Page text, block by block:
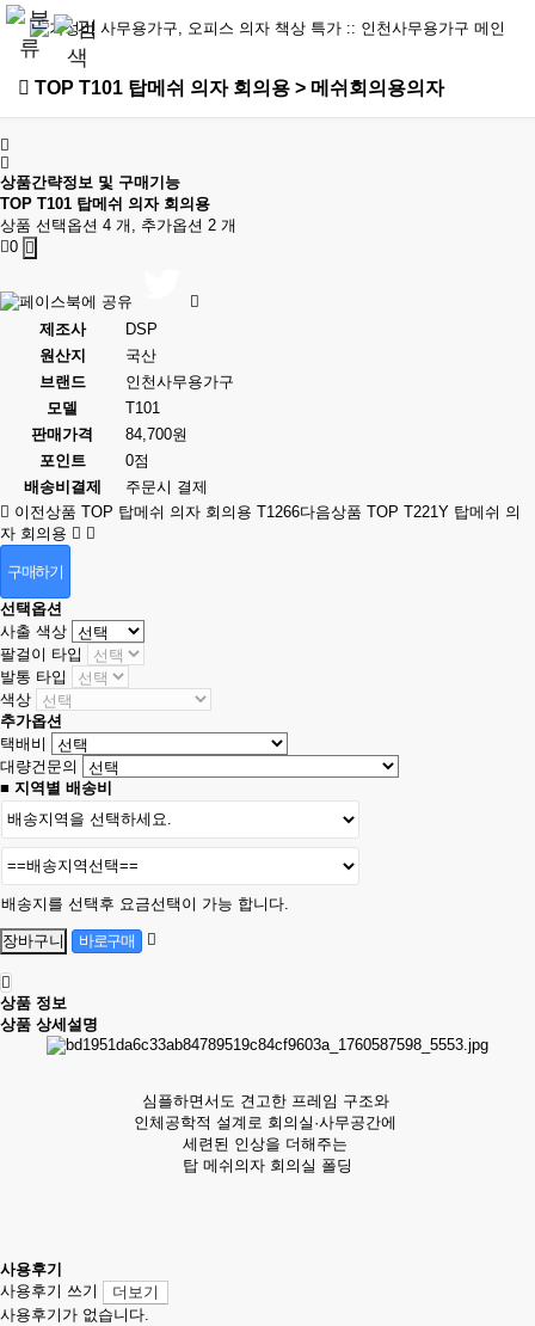
TOP T101 탑메쉬 의자 회의용 > 메쉬회의용의자
상품간략정보 및 구매기능
TOP T101 탑메쉬 의자 회의용
상품 선택옵션 4 개, 추가옵션 2 개
0
제조사
DSP
원산지
국산
브랜드
인천사무용가구
모델
T101
판매가격
84,700원
포인트
0점
배송비결제
주문시 결제
이전상품 TOP 탑메쉬 의자 회의용 T1266다음상품 TOP T221Y 탑메쉬 의
자 회의용
구매하기
선택옵션
사출 색상
팔걸이 타입
발통 타입
색상
추가옵션
택배비
대량건문의
■ 지역별 배송비
배송지를 선택후 요금선택이 가능 합니다.
상품 정보
상품 상세설명
심플하면서도 견고한 프레임 구조와
인체공학적 설계로 회의실·사무공간에
세련된 인상을 더해주는
탑 메쉬의자 회의실 폴딩
사용후기
사용후기 쓰기
더보기
사용후기가 없습니다.